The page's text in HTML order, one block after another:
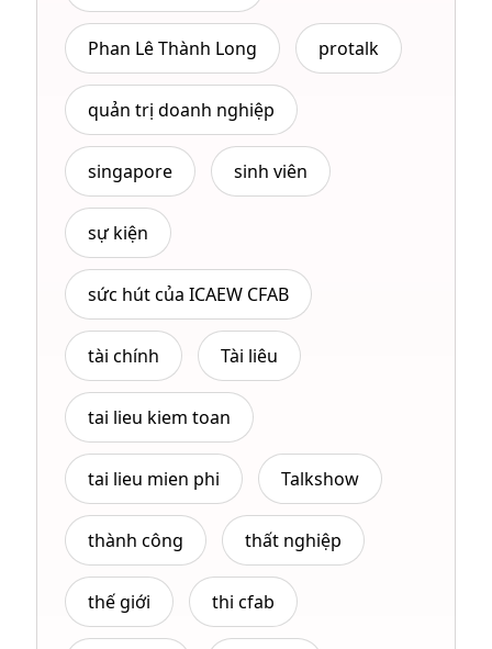
Phan Lê Thành Long protalk
quản trị doanh nghiệp
singapore sinh viên
sự kiện
sức hút của ICAEW CFAB
tài chính Tài liêu
tai lieu kiem toan
tai lieu mien phi Talkshow
thành công thất nghiệp
thế giới thi cfab